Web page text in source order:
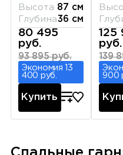
Высота 87 см
Глубина36 см
80 495
руб.
93 895 руб.
Экономия 13
400 руб.
Купить
125
руб.
139
900